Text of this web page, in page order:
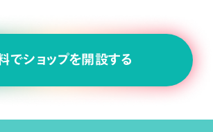
でショップを開設する